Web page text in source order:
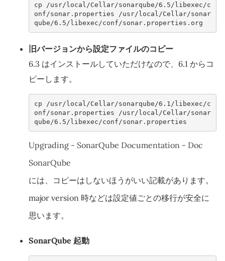
cp /usr/local/Cellar/sonarqube/6.5/libexec/c
onf/sonar.properties /usr/local/Cellar/sonar
qube/6.5/libexec/conf/sonar.properties.org
旧バージョンから設定ファイルのコピー
6.3 はインストールしていただけなので、6.1 からコ
ピーします。
cp /usr/local/Cellar/sonarqube/6.1/libexec/c
onf/sonar.properties /usr/local/Cellar/sonar
qube/6.5/libexec/conf/sonar.properties
Upgrading - SonarQube Documentation - Doc
SonarQube
には、コピーはしないほうがいい記載があります。
major version 時などは設定値ごとの移行が安全に
思います。
SonarQube 起動